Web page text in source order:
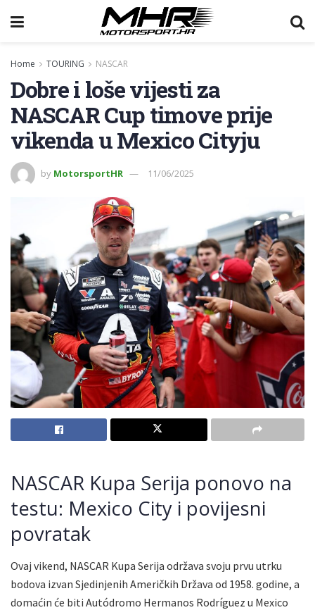
Home TOURING NASCAR
Dobre i loše vijesti za
NASCAR Cup timove prije
vikenda u Mexico Cityju
by MotorsportHR 11/06/2025
NASCAR Kupa Serija ponovo na
testu: Mexico City i povijesni
povratak
Ovaj vikend, NASCAR Kupa Serija održava svoju prvu utrku
bodova izvan Sjedinjenih Američkih Država od 1958. godine, a
domaćin će biti Autódromo Hermanos Rodríguez u Mexico